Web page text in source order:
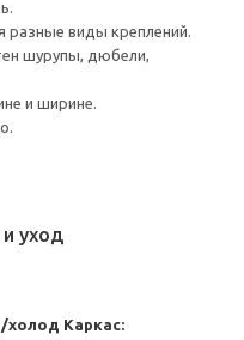
разные виды креплений.
шурупы, дюбели,
и ширине.
уход
холод Каркас: